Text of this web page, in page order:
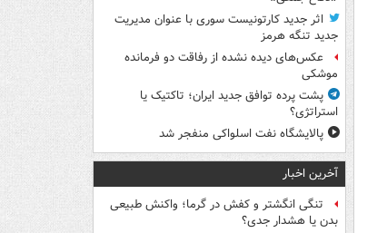
اثر جدید کارتونیست سوری با عنوان مدیریت
جدید تنگه هرمز
عکس‌های دیده نشده از رفاقت دو فرمانده‌
موشکی
پشت پرده توافق جدید ایران؛ تاکتیک یا
استراتژی؟
پالایشگاه نفت اسلواکی منفجر شد
آخرین اخبار
تنگی انگشتر و کفش در گرما؛ واکنش طبیعی
بدن یا هشدار جدی؟